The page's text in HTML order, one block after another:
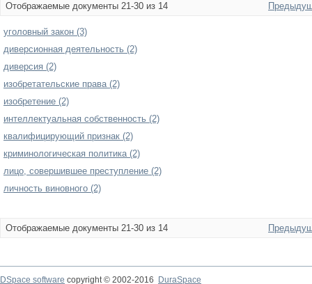
Отображаемые документы 21-30 из 14
уголовный закон (3)
диверсионная деятельность (2)
диверсия (2)
изобретательские права (2)
изобретение (2)
интеллектуальная собственность (2)
квалифицирующий признак (2)
криминологическая политика (2)
лицо, совершившее преступление (2)
личность виновного (2)
Отображаемые документы 21-30 из 14
DSpace software copyright © 2002-2016
DuraSpace